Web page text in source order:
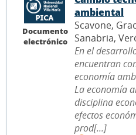
Documento
electrónico
ambiental
Scavone,
Sanabria,
En el
encuentran
economía
La economía
disciplina
efectos
prod[...]